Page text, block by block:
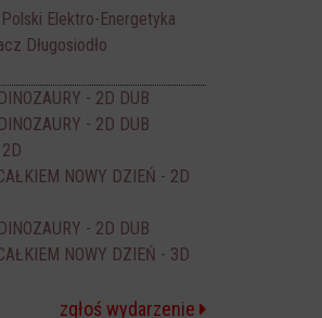
Elektro-Energetyka
Długosiodło
- 2D DUB
- 2D DUB
NOWY DZIEŃ - 2D
- 2D DUB
NOWY DZIEŃ - 3D
zgłoś wydarzenie